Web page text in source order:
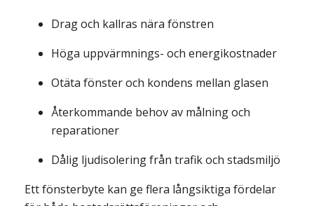
Drag och kallras nära fönstren
Höga uppvärmnings- och energikostnader
Otäta fönster och kondens mellan glasen
Återkommande behov av målning och
reparationer
Dålig ljudisolering från trafik och stadsmiljö
Ett fönsterbyte kan ge flera långsiktiga fördelar